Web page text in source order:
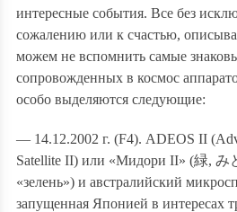
интересные события. Все без
сожалению или к счастью,
можем не вспомнить самые
сопровожденных в космос
особо выделяются следующие:
— 14.12.2002 г. (F4). ADEOS II
Satellite II) или «Мидори II» (緑, み
«зелень») и австралийский
запущенная Японией в интересах